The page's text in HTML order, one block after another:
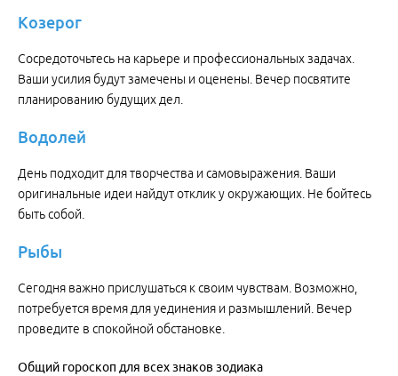
Козерог
Сосредоточьтесь на карьере и профессиональных задачах.
Ваши усилия будут замечены и оценены. Вечер посвятите
планированию будущих дел.
Водолей
День подходит для творчества и самовыражения. Ваши
оригинальные идеи найдут отклик у окружающих. Не бойтесь
быть собой.
Рыбы
Сегодня важно прислушаться к своим чувствам. Возможно,
потребуется время для уединения и размышлений. Вечер
проведите в спокойной обстановке.
Общий гороскоп для всехзнаков зодиака